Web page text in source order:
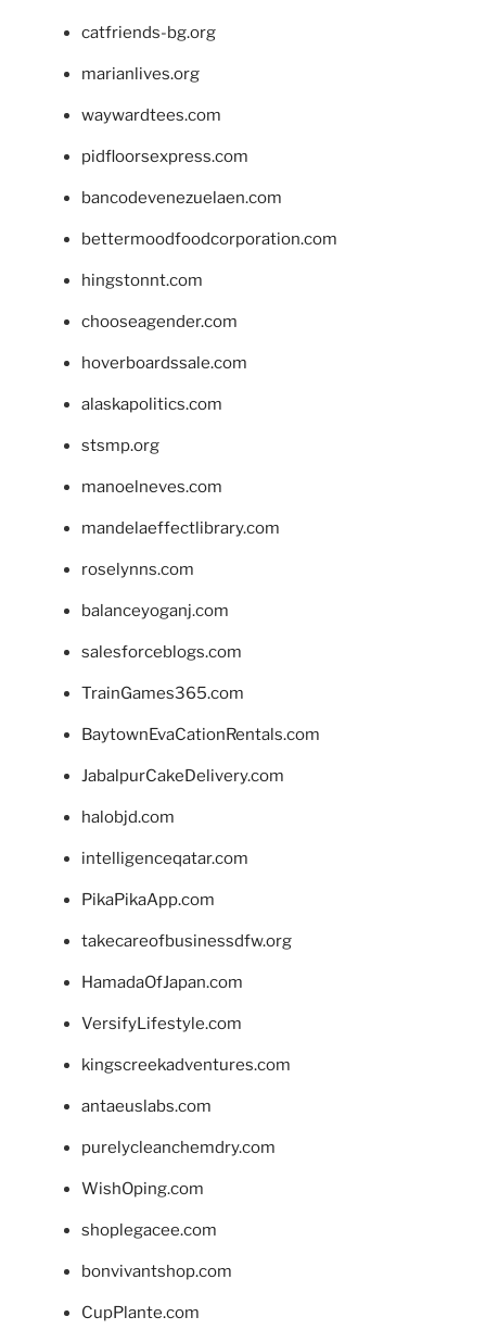
catfriends-bg.org
marianlives.org
waywardtees.com
pidfloorsexpress.com
bancodevenezuelaen.com
bettermoodfoodcorporation.com
hingstonnt.com
chooseagender.com
hoverboardssale.com
alaskapolitics.com
stsmp.org
manoelneves.com
mandelaeffectlibrary.com
roselynns.com
balanceyoganj.com
salesforceblogs.com
TrainGames365.com
BaytownEvaCationRentals.com
JabalpurCakeDelivery.com
halobjd.com
intelligenceqatar.com
PikaPikaApp.com
takecareofbusinessdfw.org
HamadaOfJapan.com
VersifyLifestyle.com
kingscreekadventures.com
antaeuslabs.com
purelycleanchemdry.com
WishOping.com
shoplegacee.com
bonvivantshop.com
CupPlante.com